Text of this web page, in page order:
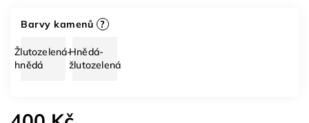
Barvy kamenů ?
Žlutozelená-
hnědá
Hnědá-
žlutozelená